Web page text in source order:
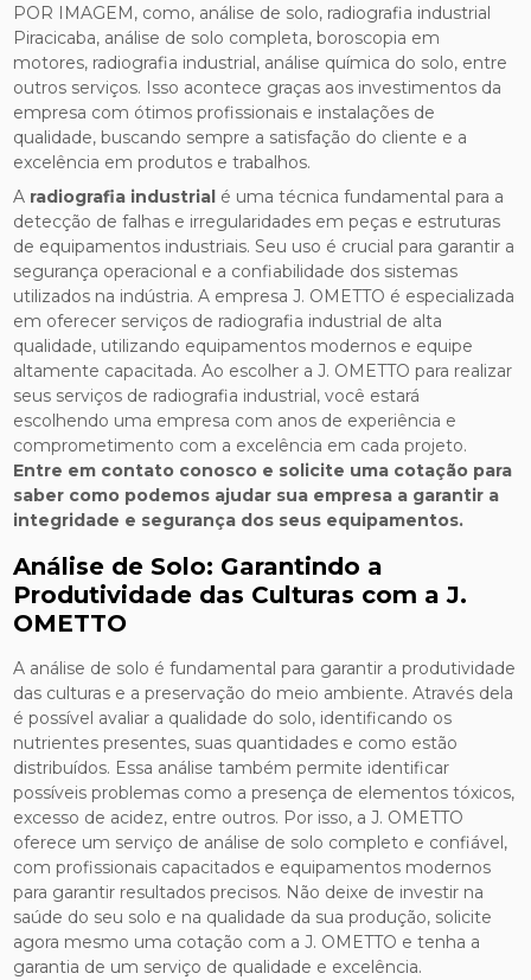
POR IMAGEM, como, análise de solo, radiografia industrial
Piracicaba, análise de solo completa, boroscopia em
motores, radiografia industrial, análise química do solo, entre
outros serviços. Isso acontece graças aos investimentos da
empresa com ótimos profissionais e instalações de
qualidade, buscando sempre a satisfação do cliente e a
excelência em produtos e trabalhos.
A radiografia industrial é uma técnica fundamental para a
detecção de falhas e irregularidades em peças e estruturas
de equipamentos industriais. Seu uso é crucial para garantir a
segurança operacional e a confiabilidade dos sistemas
utilizados na indústria. A empresa J. OMETTO é especializada
em oferecer serviços de radiografia industrial de alta
qualidade, utilizando equipamentos modernos e equipe
altamente capacitada. Ao escolher a J. OMETTO para realizar
seus serviços de radiografia industrial, você estará
escolhendo uma empresa com anos de experiência e
comprometimento com a excelência em cada projeto.
Entre em contato conosco e solicite uma cotação para
saber como podemos ajudar sua empresa a garantir a
integridade e segurança dos seus equipamentos.
Análise de Solo: Garantindo a
Produtividade das Culturas com a J.
OMETTO
A análise de solo é fundamental para garantir a produtividade
das culturas e a preservação do meio ambiente. Através dela
é possível avaliar a qualidade do solo, identificando os
nutrientes presentes, suas quantidades e como estão
distribuídos. Essa análise também permite identificar
possíveis problemas como a presença de elementos tóxicos,
excesso de acidez, entre outros. Por isso, a J. OMETTO
oferece um serviço de análise de solo completo e confiável,
com profissionais capacitados e equipamentos modernos
para garantir resultados precisos. Não deixe de investir na
saúde do seu solo e na qualidade da sua produção, solicite
agora mesmo uma cotação com a J. OMETTO e tenha a
garantia de um serviço de qualidade e excelência.